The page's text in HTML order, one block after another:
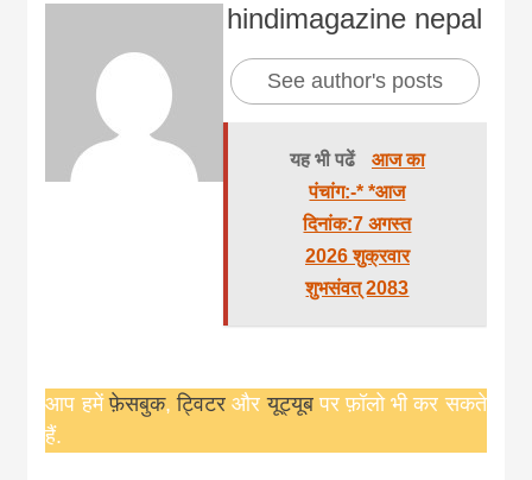
hindimagazine nepal
See author's posts
यह भी पढें
आज का
पंचांग:-* *आज
दिनांक:7 अगस्त
2026 शुक्रवार
शुभसंवत् 2083
आप हमेंफ़ेसबुक,ट्विटरऔरयूट्यूबपर फ़ॉलो भी कर सकते
हैं.